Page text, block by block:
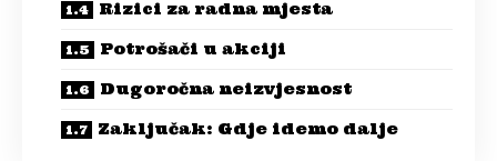
Rizici za radna mjesta
Potrošači u akciji
Dugoročna neizvjesnost
Zaključak: Gdje idemo dalje